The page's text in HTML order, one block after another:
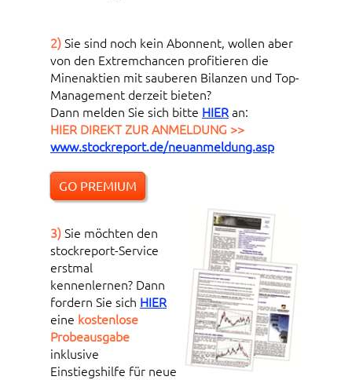
2)Sie sind noch kein Abonnent, wollen aber
von den Extremchancen profitieren die
Minenaktien mit sauberen Bilanzen und Top-
Management derzeit bieten?
Dann melden Sie sich bitte HIERan:
HIER DIREKT ZUR ANMELDUNG >>
www.stockreport.de/neuanmeldung.asp
GO PREMIUM
3)Sie möchten den
stockreport-Service
erstmal
kennenlernen? Dann
fordern Sie sich HIER
eine kostenlose
Probeausgabe
inklusive
Einstiegshilfe für neue